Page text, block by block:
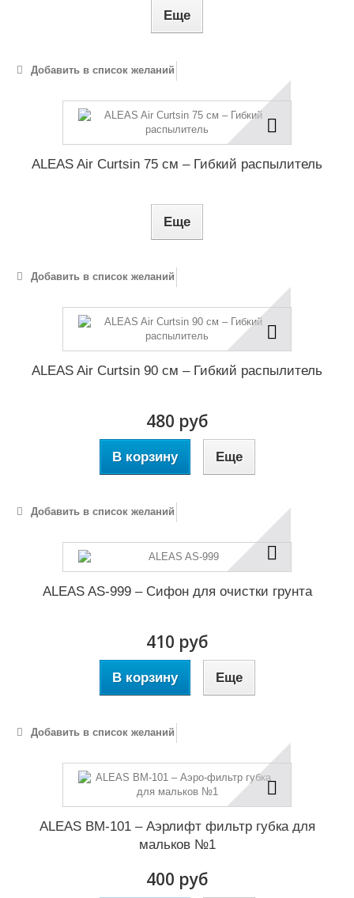
Еще
Добавить в список желаний
ALEAS Air Curtsin 75 см – Гибкий распылитель
Еще
Добавить в список желаний
ALEAS Air Curtsin 90 см – Гибкий распылитель
480 руб
В корзину Еще
Добавить в список желаний
ALEAS AS-999 – Сифон для очистки грунта
410 руб
В корзину Еще
Добавить в список желаний
ALEAS BM-101 – Аэрлифт фильтр губка для
мальков №1
400 руб